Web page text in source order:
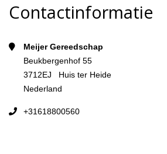
Contactinformatie
Meijer Gereedschap
Beukbergenhof 55
3712EJ Huis ter Heide
Nederland
+31618800560